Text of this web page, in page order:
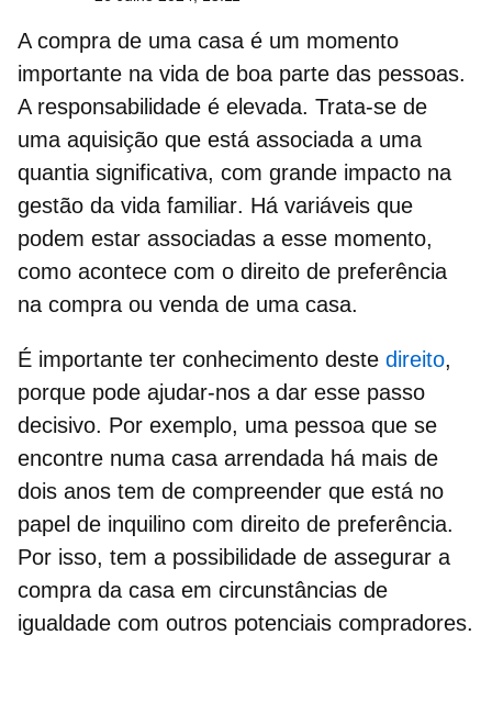
A compra de uma casa é um momento
importante na vida de boa parte das pessoas.
A responsabilidade é elevada. Trata-se de
uma aquisição que está associada a uma
quantia significativa, com grande impacto na
gestão da vida familiar. Há variáveis que
podem estar associadas a esse momento,
como acontece com o direito de preferência
na compra ou venda de uma casa.
É importante ter conhecimento deste direito,
porque pode ajudar-nos a dar esse passo
decisivo. Por exemplo, uma pessoa que se
encontre numa casa arrendada há mais de
dois anos tem de compreender que está no
papel de inquilino com direito de preferência.
Por isso, tem a possibilidade de assegurar a
compra da casa em circunstâncias de
igualdade com outros potenciais compradores.